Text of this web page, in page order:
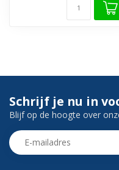
Schrijf je nu in
Blijf op de hoogte over